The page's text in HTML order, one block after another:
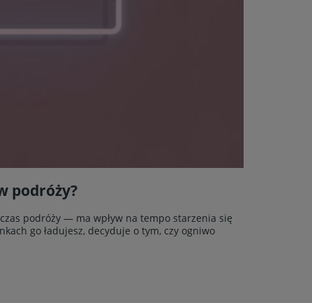
podróży?
podróży — ma wpływ na tempo starzenia się
go ładujesz, decyduje o tym, czy ogniwo